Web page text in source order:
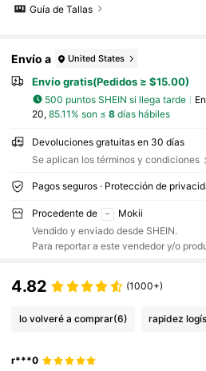
Guía de Tallas
Envío a United States
Envío gratis(Pedidos ≥ $15.00)
500 puntos SHEIN si llega tarde
20, 85.11% son ≤ 8días hábiles
Devoluciones gratuitas en 30 días
Se aplican los términos y condiciones
Pagos seguros · Protección de
Procedente de
Mokii
Vendido y enviado desde SHEIN.
Para reportar a este vendedor y/o
4.82 (1000+)
lo volveré a comprar(6) rapidez
r***0